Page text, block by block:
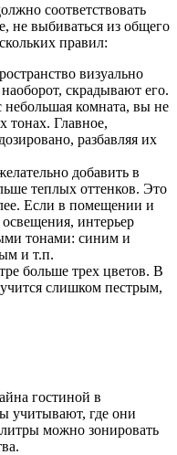
соответствовать
не выбиваться из общего
правил:
визуально
скрадывают его.
небольшая комната, вы не
тонах. Главное,
разбавляя их
добавить в
теплых оттенков. Это
Если в помещении и
освещения, интерьер
тонами: синим и
и т.п.
больше трех цветов. В
слишком пестрым,
гостиной в
учитывают, где они
можно зонировать